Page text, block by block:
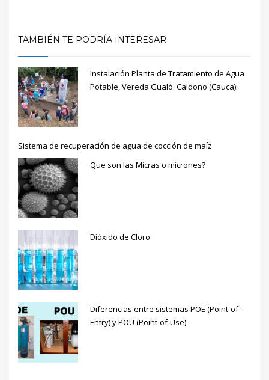
TAMBIÉN TE PODRÍA INTERESAR
Instalación Planta de Tratamiento de Agua
Potable, Vereda Gualó. Caldono (Cauca).
Sistema de recuperación de agua de cocción de maíz
Que son las Micras o micrones?
Dióxido de Cloro
Diferencias entre sistemas POE (Point-of-
Entry) y POU (Point-of-Use)